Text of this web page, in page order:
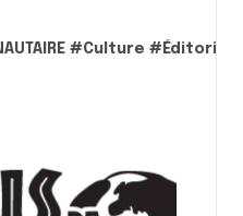
#Culture # Éditorial